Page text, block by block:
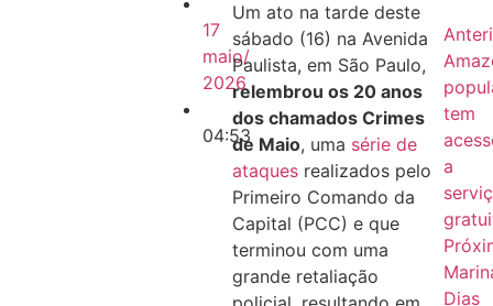
17
maio/
2026
04:53
Um ato na tarde deste
sábado (16) na Avenida
Paulista, em São Paulo,
relembrou os 20 anos
dos chamados Crimes
de Maio, uma série de
ataques realizados pelo
Primeiro Comando da
Capital (PCC) e que
terminou com uma
grande retaliação
tem
a
Dias